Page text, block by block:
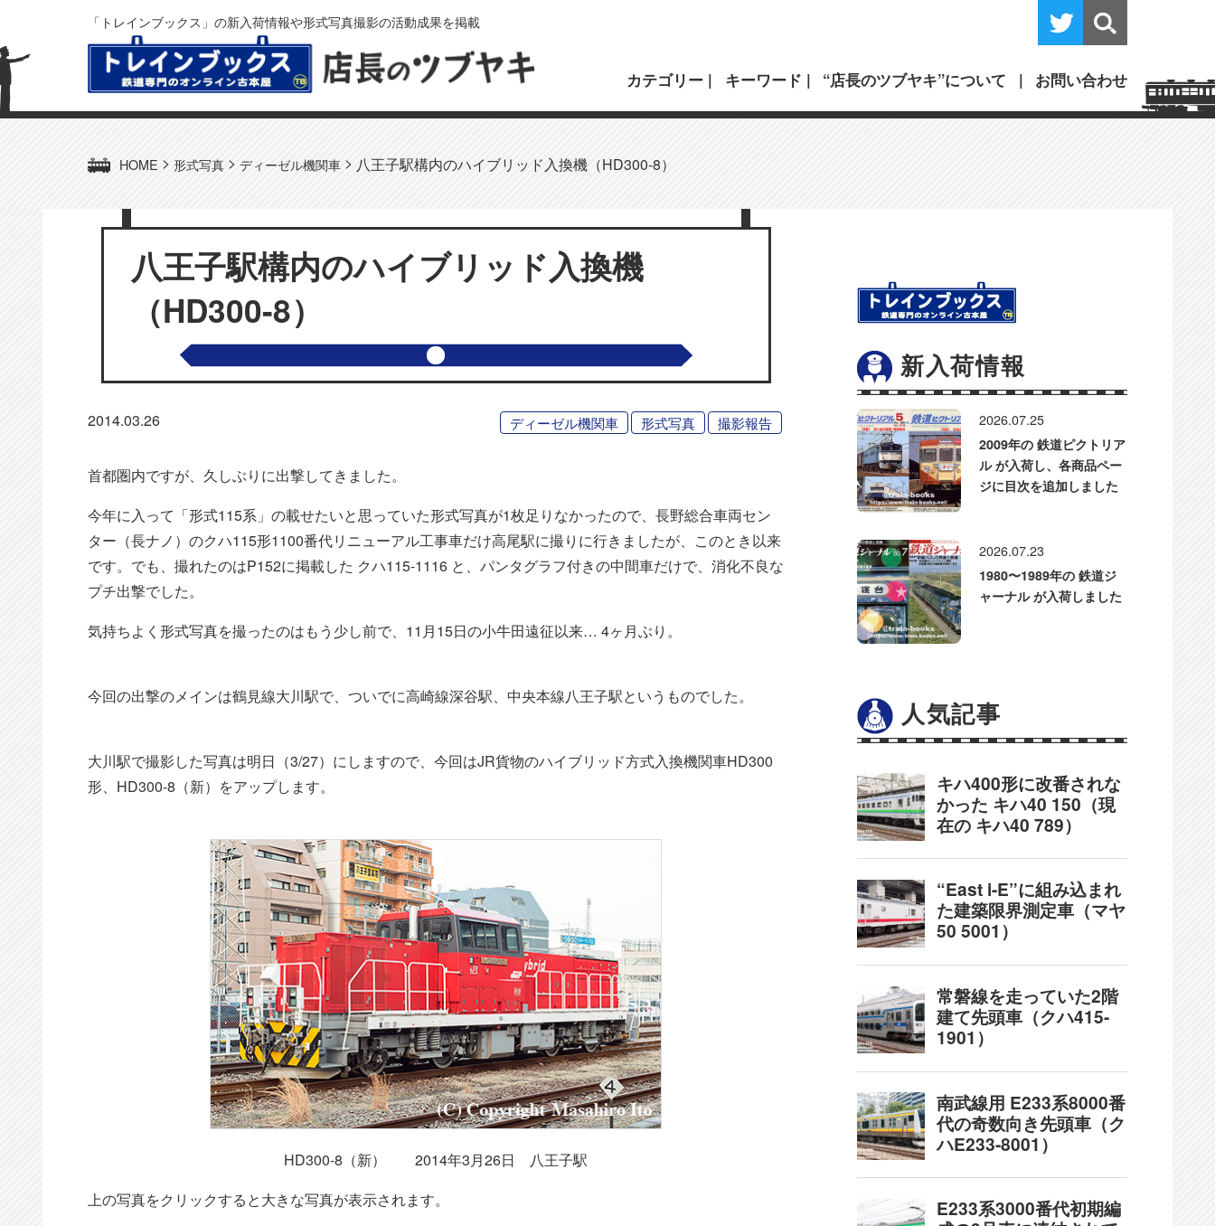
「トレインブックス」の新入荷情報や形式写真撮影の活動成果を掲載
カテゴリー キーワード “店長のツブヤキ”について お問い合わせ
HOME > 形式写真 > ディーゼル機関車 > 八王子駅構内のハイブリッド入換機（HD300-8）
八王子駅構内のハイブリッド入換機
（HD300-8）
2014.03.26 ディーゼル機関車 形式写真 撮影報告
首都圏内ですが、久しぶりに出撃してきました。
今年に入って「形式115系」の載せたいと思っていた形式写真が1枚足りなかったので、長野総合車両セン
ター（長ナノ）のクハ115形1100番代リニューアル工事車だけ高尾駅に撮りに行きましたが、このとき以来
です。でも、撮れたのはP152に掲載した クハ115-1116 と、パンタグラフ付きの中間車だけで、消化不良な
プチ出撃でした。
気持ちよく形式写真を撮ったのはもう少し前で、11月15日の小牛田遠征以来… 4ヶ月ぶり。
今回の出撃のメインは鶴見線大川駅で、ついでに高崎線深谷駅、中央本線八王子駅というものでした。
大川駅で撮影した写真は明日（3/27）にしますので、今回はJR貨物のハイブリッド方式入換機関車HD300
形、HD300-8（新）をアップします。
HD300-8（新） 2014年3月26日 八王子駅
上の写真をクリックすると大きな写真が表示されます。
新入荷情報
2026.07.25
2009年の 鉄道ピクトリア
ル が入荷し、各商品ペー
ジに目次を追加しました
2026.07.23
1980〜1989年の 鉄道ジ
ャーナル が入荷しました
人気記事